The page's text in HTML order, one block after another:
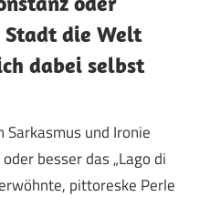
Stadt die Welt
dabei selbst
Sarkasmus und Ironie
besser das „Lago di
pittoreske Perle